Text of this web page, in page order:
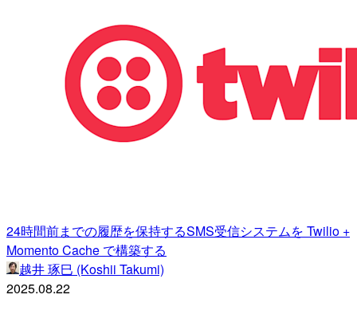
24時間前までの履歴を保持するSMS受信システムを Twilio +
Momento Cache で構築する
越井 琢巳 (Koshii Takumi)
2025.08.22